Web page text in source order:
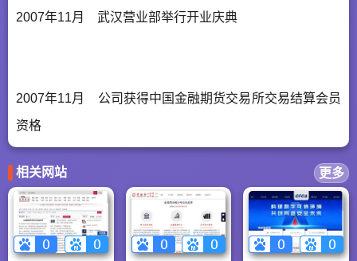
2007年11月 武汉营业部举行开业庆典
2007年11月 公司获得中国金融期货交易所交易结算会员
资格
相关网站 更多